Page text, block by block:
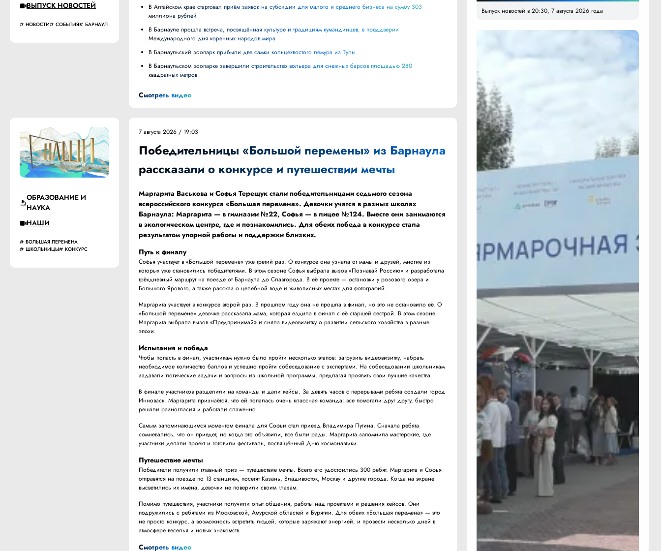
ВЫПУСК НОВОСТЕЙ
НОВОСТИ СОБЫТИЯ БАРНАУЛ
В Алтайском крае стартовал приём заявок на субсидии для малого и среднего бизнеса на сумму 303
миллиона рублей
В Барнауле прошла встреча, посвящённая культуре и традициям кумандинцев, в преддверии
Международного дня коренных народов мира
В Барнаульский зоопарк прибыли две самки кольцехвостого лемура из Тулы
В Барнаульском зоопарке завершили строительство вольера для снежных барсов площадью 280
квадратных метров
Смотреть видео
ОБРАЗОВАНИЕ И
НАУКА
НАШИ
БОЛЬШАЯ ПЕРЕМЕНА
ШКОЛЬНИЦЫ
КОНКУРС
7 августа 2026 / 19:03
Победительницы «Большой перемены» из Барнаула
рассказали о конкурсе и путешествии мечты
Маргарита Васькова и Софья Терещук стали победительницами седьмого сезона
всероссийского конкурса «Большая перемена». Девочки учатся в разных школах
Барнаула: Маргарита — в гимназии №22, Софья — в лицее №124. Вместе они занимаются
в экологическом центре, где и познакомились. Для обеих победа в конкурсе стала
результатом упорной работы и поддержки близких.
Путь к финалу
Софья участвует в «Большой перемене» уже третий раз. О конкурсе она узнала от мамы и друзей, многие из
которых уже становились победителями. В этом сезоне Софья выбрала вызов «Познавай Россию» и разработала
трёхдневный маршрут на поезде от Барнаула до Славгорода. В её проекте — остановки у розового озера и
Большого Ярового, а также рассказ о целебной воде и живописных местах для фотографий.
Маргарита участвует в конкурсе второй раз. В прошлом году она не прошла в финал, но это не остановило её. О
«Большой перемене» девочке рассказала мама, которая ездила в финал с её старшей сестрой. В этом сезоне
Маргарита выбрала вызов «Предпринимай» и сняла видеовизитку о развитии сельского хозяйства в разные
эпохи.
Испытания и победа
Чтобы попасть в финал, участникам нужно было пройти несколько этапов: загрузить видеовизитку, набрать
необходимое количество баллов и успешно пройти собеседование с экспертами. На собеседовании школьникам
задавали логические задачи и вопросы из школьной программы, предлагая проявить свои лучшие качества.
В финале участников разделили на команды и дали кейсы. За девять часов с перерывами ребята создали город
Инноваск. Маргарита признаётся, что ей попалась очень классная команда: все помогали друг другу, быстро
решали разногласия и работали слаженно.
Самым запоминающимся моментом финала для Софьи стал приезд Владимира Путина. Сначала ребята
сомневались, что он приедет, но когда это объявили, все были рады. Маргарита запомнила мастерские, где
участники делали проект и готовили фестиваль, посвящённый Дню космонавтики.
Путешествие мечты
Победители получили главный приз — путешествие мечты. Всего его удостоились 300 ребят. Маргарита и Софья
отправятся на поезде по 13 станциям, посетят Казань, Владивосток, Москву и другие города. Когда на экране
высветились их имена, девочки не поверили своим глазам.
Помимо путешествия, участники получили опыт общения, работы над проектами и решения кейсов. Они
подружились с ребятами из Московской, Амурской областей и Бурятии. Для обеих «Большая перемена» — это
не просто конкурс, а возможность встретить людей, которые заряжают энергией, и провести несколько дней в
атмосфере веселья и новых знакомств.
Смотреть видео
Выпуск новостей в 20:30, 7 августа 2026 года